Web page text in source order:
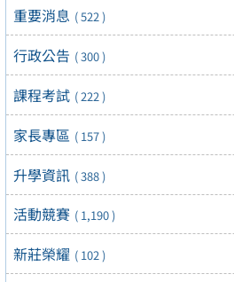
重要消息 ( 522 )
行政公告 ( 300 )
課程考試 ( 222 )
家長專區 ( 157 )
升學資訊 ( 388 )
活動競賽 ( 1,190 )
新莊榮耀 ( 102 )